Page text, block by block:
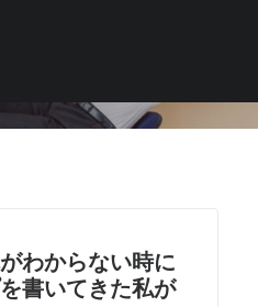
わからない時に
書いてきた私が